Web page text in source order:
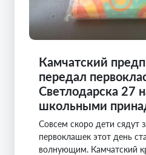
Камчатский
передал
Светлодарска 27
школьными
Совсем скоро дети сядут
первоклашек этот день
волнующим. Камчатский